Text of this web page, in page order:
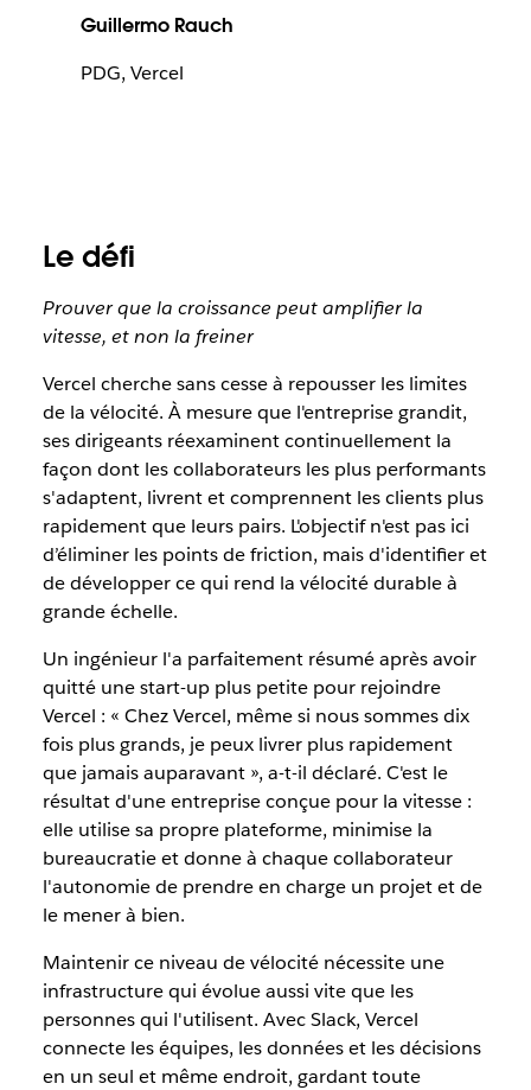
Guillermo Rauch
PDG, Vercel
Le défi
Prouver que la croissance peut amplifier la
vitesse, et non la freiner
Vercel cherche sans cesse à repousser les limites
de la vélocité. À mesure que l'entreprise grandit,
ses dirigeants réexaminent continuellement la
façon dont les collaborateurs les plus performants
s'adaptent, livrent et comprennent les clients plus
rapidement que leurs pairs. L'objectif n'est pas ici
d’éliminer les points de friction, mais d'identifier et
de développer ce qui rend la vélocité durable à
grande échelle.
Un ingénieur l'a parfaitement résumé après avoir
quitté une start-up plus petite pour rejoindre
Vercel : « Chez Vercel, même si nous sommes dix
fois plus grands, je peux livrer plus rapidement
que jamais auparavant », a-t-il déclaré. C'est le
résultat d'une entreprise conçue pour la vitesse :
elle utilise sa propre plateforme, minimise la
bureaucratie et donne à chaque collaborateur
l'autonomie de prendre en charge un projet et de
le mener à bien.
Maintenir ce niveau de vélocité nécessite une
infrastructure qui évolue aussi vite que les
personnes qui l'utilisent. Avec Slack, Vercel
connecte les équipes, les données et les décisions
en un seul et même endroit, gardant toute